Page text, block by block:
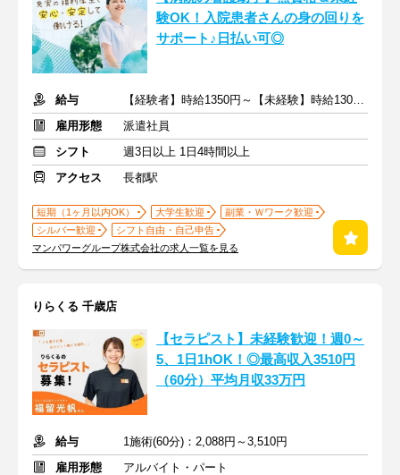
験OK！入院患者さんの身の回りを
サポート♪日払い可◎
給与
【経験者】時給1350円～【未経験】時給1300円～ ※交通費全額
雇用形態
派遣社員
シフト
週3日以上 1日4時間以上
アクセス
長都駅
短期（1ヶ月以内OK） 大学生歓迎
副業・Ｗワーク歓迎
シルバー歓迎
シフト自由・自己申告
マンパワーグループ株式会社の求人一覧を見る
りらくる 千歳店
【セラピスト】未経験歓迎！週0～
5、1日1hOK！◎最高収入3510円
（60分）平均月収33万円
給与
1施術(60分)：2,088円～3,510円
雇用形態
アルバイト・パート